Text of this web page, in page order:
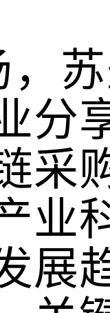
，
分
采
业
展